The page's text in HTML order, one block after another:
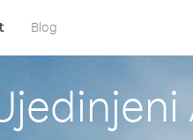
Blog